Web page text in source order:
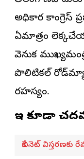
అధికార కాంగ్రెస్
ఏమాత్రం
వెనుక
పొలిటికల్
రహస్యం.
ఇవి కూడా
కేబినెట్ విస్తరణకు